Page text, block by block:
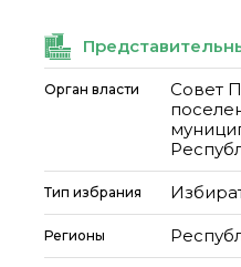
Орган власти
Совет
Тип избрания
Регионы